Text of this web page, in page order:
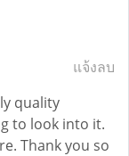
แจ้งลบ
quality
to look into it.
Thank you so